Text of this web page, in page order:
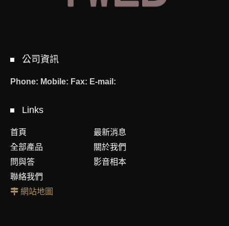
公司資訊
Phone: Mobile: Fax: E-mail:
Links
首頁
最新消息
全部產品
關於我們
問與答
影音相本
聯絡我們
網站地圖